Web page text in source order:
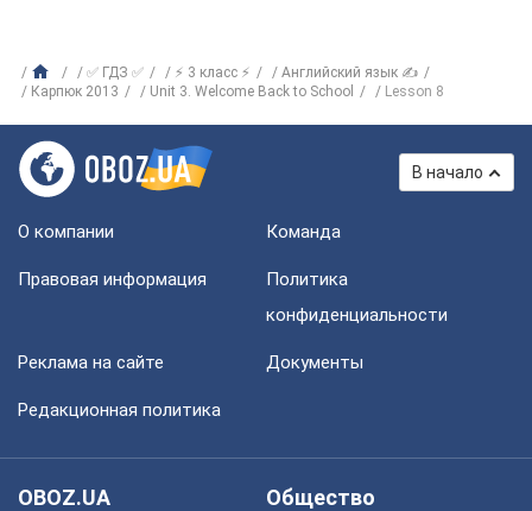
✅ ГДЗ ✅ ⚡ 3 класс ⚡
Английский язык ✍
Карпюк 2013
Unit 3. Welcome Back to School Lesson 8
В начало
О компании Команда
Правовая информация
Политика
конфиденциальности
Реклама на сайте Документы
Редакционная политика
OBOZ.UA
Общество